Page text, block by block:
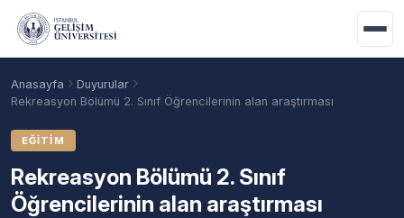
Ana içeriğe geç
Anasayfa
Duyurular
Rekreasyon Bölümü 2. Sınıf Öğrencilerinin alan araştırması
EĞITIM
Rekreasyon Bölümü 2. Sınıf
Öğrencilerinin alan araştırması